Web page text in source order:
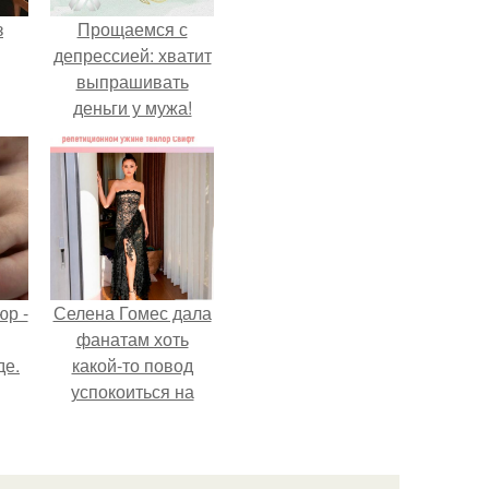
Прощаемся с
депрессией: хватит
выпрашивать
деньги у мужа!
-
Селена Гомес дала
фанатам хоть
какой-то повод
успокоиться на
свадьбе Тейлор